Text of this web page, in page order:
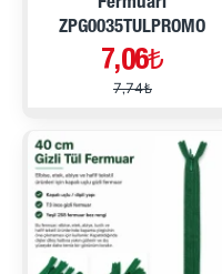
ZPG0035TULPROMO
7,06₺
7,74₺